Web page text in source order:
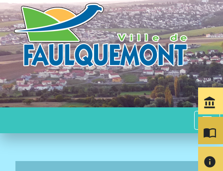
menu
account_balance
import_contacts
info